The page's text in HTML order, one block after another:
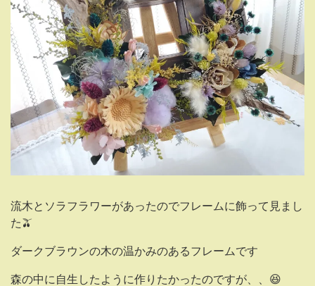
流木とソラフラワーがあったのでフレームに飾って見まし
た🫒
ダークブラウンの木の温かみのあるフレームです
森の中に自生したように作りたかったのですが、、😆